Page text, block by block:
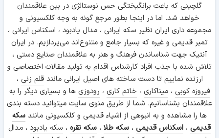
گلچینی که باعث برانگیختگی حس نوستالژی در بین علاقمندان
خواهد شد. اما در اینجا بطور مرجع گونه به وجه کلکسیونی و
مجموعه داری ایران نظیر سکه ایرانی ، مدال یادبود ، اسکناس ایرانی ،
تمبر قدیمی و غیره که بسیار جامع و متنوع‌اند می‌پردازیم. در ایران
آنتیک جهت شناساندن فرهنگ و هنر به علاقمندان صنایع دستی ،
تلاش شده با جذب افراد کارشناس اقدام به تولید مقالات اختصاصی و
ارزنده نماییم تا دست ساخته های اصیل ایرانی مانندقلم زنی ،
فیروزه کوبی ،میناکاری ، خاتم کاری ، رودوزی ها و بسیاری دیگر را به
علاقمندان بشناسانیم. شما از طریق منوی سایت میتوانید دسته بندی
ها را مشاهده و به انبوهی از اشیاء قدیمی و کلکسیونی مانند سکه
قدیمی ، اسکناس قدیمی ، سکه طلا ، سکه نقره ، سکه یادبود ، مدال